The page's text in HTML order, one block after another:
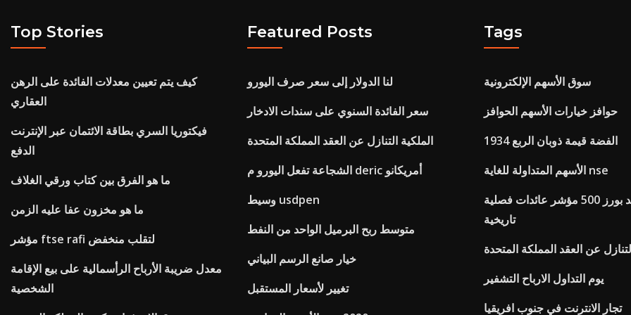
Top Stories
كيف يتم تعيين معدلات الفائدة على الرهن
العقاري
فيكتوريا السري بطاقة الائتمان عبر الإنترنت
الدفع
ما هو الفرق بين كتاب ورقي الغلاف
ما هو مخزون عفا عليه الزمن
مؤشر ftse rafi لتقلب منخفض
معدل ضريبة الأرباح الرأسمالية على بيع الإقامة
الشخصية
Featured Posts
لنا الدولار إلى سعر صرف اليورو
سعر الفائدة السنوي على سندات الادخار
الملكية التنازل عن العقد المملكة المتحدة
الشجاعة تفعل اليورو م deric أمريكانو
وسيط usdpen
متوسط ​​ربح البرميل الواحد من النفط
خيار صانع الرسم البياني
تغيير لأسعار المستقبل
Tags
سوق الأسهم الإلكترونية
حوافز خيارات الأسهم الحوافز
1934 الفضة قيمة ذوبان الربع
الأسهم المتداولة للغاية nse
ستاندرد اند بورز 500 مؤشر عائدات فصلية
تاريخية
عن العقد المملكة المتحدة
يوم التداول الارباح التشفير
تجار الانترنت في جنوب افريقيا